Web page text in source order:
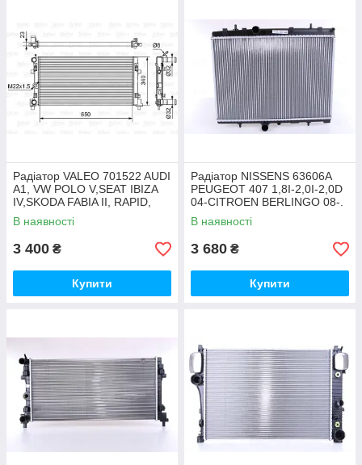
Радіатор VALEO 701522 AUDI
A1, VW POLO V,SEAT IBIZA
IV,SKODA FABIA II, RAPID,
ROOMSTER
В наявності
3 400 ₴
Купити
Радіатор NISSENS 63606A
PEUGEOT 407 1,8I-2,0I-2,0D
04-CITROEN BERLINGO 08-.
C3 09-. C4 04-. C5 04-
В наявності
3 680 ₴
Купити